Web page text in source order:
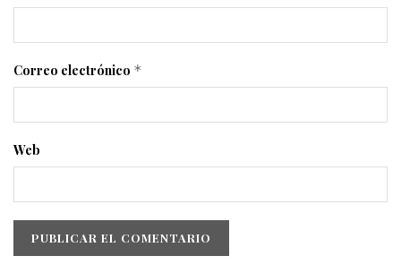
Correo electrónico *
Web